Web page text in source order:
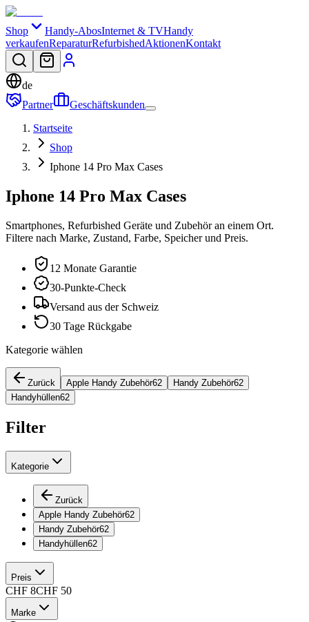
Shop Handy-AbosInternet & TVHandy
verkaufenReparaturRefurbishedAktionenKontakt
de
Partner
Geschäftskunden
Startseite
Shop
Iphone 14 Pro Max Cases
Iphone 14 Pro Max Cases
Smartphones, Refurbished Geräte und Zubehör an einem Ort.
Filtere nach Marke, Zustand, Farbe, Speicher und Preis.
12 Monate Garantie
30-Punkte-Check
Versand aus der Schweiz
30 Tage Rückgabe
Kategorie wählen
Zurück Apple Handy Zubehör62 Handy Zubehör62
Handyhüllen62
Filter
Kategorie
Zurück
Apple Handy Zubehör62
Handy Zubehör62
Handyhüllen62
Preis
CHF 8CHF 50
Marke